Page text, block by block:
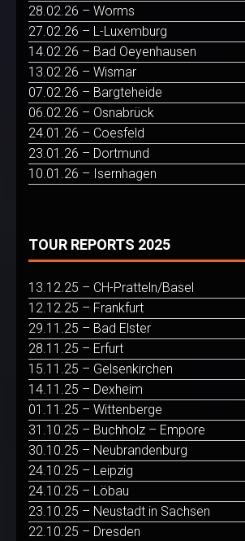
28.02.26 – Worms
27.02.26 – L-Luxemburg
14.02.26 – Bad Oeyenhausen
13.02.26 – Wismar
07.02.26 – Bargteheide
06.02.26 – Osnabrück
24.01.26 – Coesfeld
23.01.26 – Dortmund
10.01.26 – Isernhagen
TOUR REPORTS 2025
13.12.25 – CH-Pratteln/Basel
12.12.25 – Frankfurt
29.11.25 – Bad Elster
28.11.25 – Erfurt
15.11.25 – Gelsenkirchen
14.11.25 – Dexheim
01.11.25 – Wittenberge
31.10.25 – Buchholz – Empore
30.10.25 – Neubrandenburg
24.10.25 – Leipzig
24.10.25 – Löbau
23.10.25 – Neustadt in Sachsen
22.10.25 – Dresden